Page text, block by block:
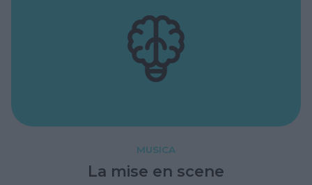
MUSICA
La mise en scene